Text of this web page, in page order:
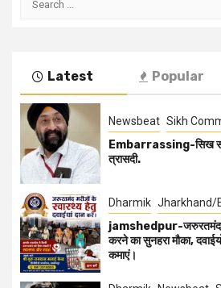
Latest Popular
Newsbeat Sikh
Embarrassing-सिख
त्रासदी.
Dharmik Jharkhand/
jamshedpur-जरुरतमंद
करने का सुनहरा मौका,
कमाएं।